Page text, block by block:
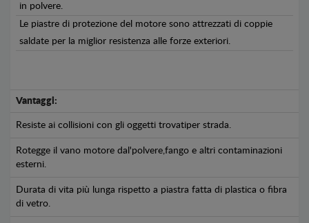
in polvere.
Le piastre di protezione del motore sono attrezzati di coppie
saldate per la miglior resistenza alle forze exteriori.
Vantaggi:
Resiste ai collisioni con gli oggetti trovatiper strada.
Rotegge il vano motore dal'polvere,fango e altri contaminazioni
esterni.
Durata di vita più lunga rispetto a piastra fatta di plastica o fibra
di vetro.